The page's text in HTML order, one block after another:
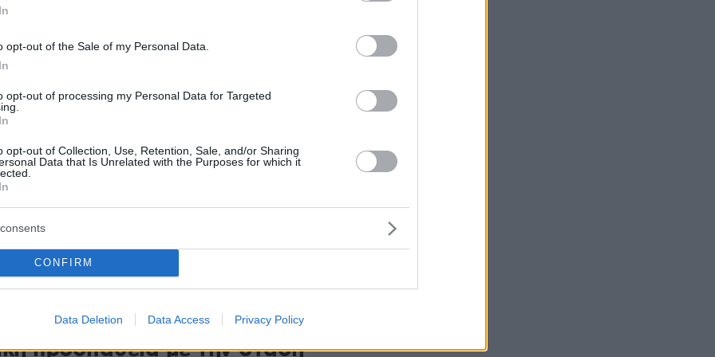
opt-out of the Sale of my Personal Data.
opt-out of processing my Personal Data for Targeted
opt-out of Collection, Use, Retention, Sale, and/or Sharing
Data that Is Unrelated with the Purposes for which it
CONFIRM
Data Deletion Data Access Privacy Policy
χρόνο να το σκεφτώ»
ο Οδυσσέας
στην ερώτηση αν
από την πολιτική
κατά
«Πυροβολούσε τη
προσπάθεια με την στάση